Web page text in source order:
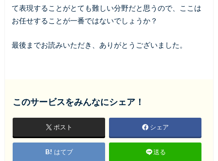
て表現することがとても難しい分野だと思うので、ここは
お任せすることが一番ではないでしょうか？
最後までお読みいただき、ありがとうございました。
このサービスをみんなにシェア！
ポスト シェア
はてブ 送る